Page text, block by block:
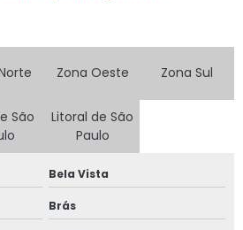
15m
aluguel
locação
Zona Oeste Zona Sul
São
Litoral de São
Paulo
Bela Vista
Brás